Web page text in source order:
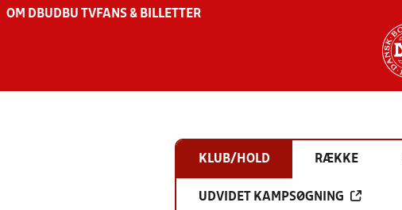
OM DBU DBU TV FANS & BILLETTER
KLUB/HOLD RÆKKE
UDVIDET KAMPSØGNING